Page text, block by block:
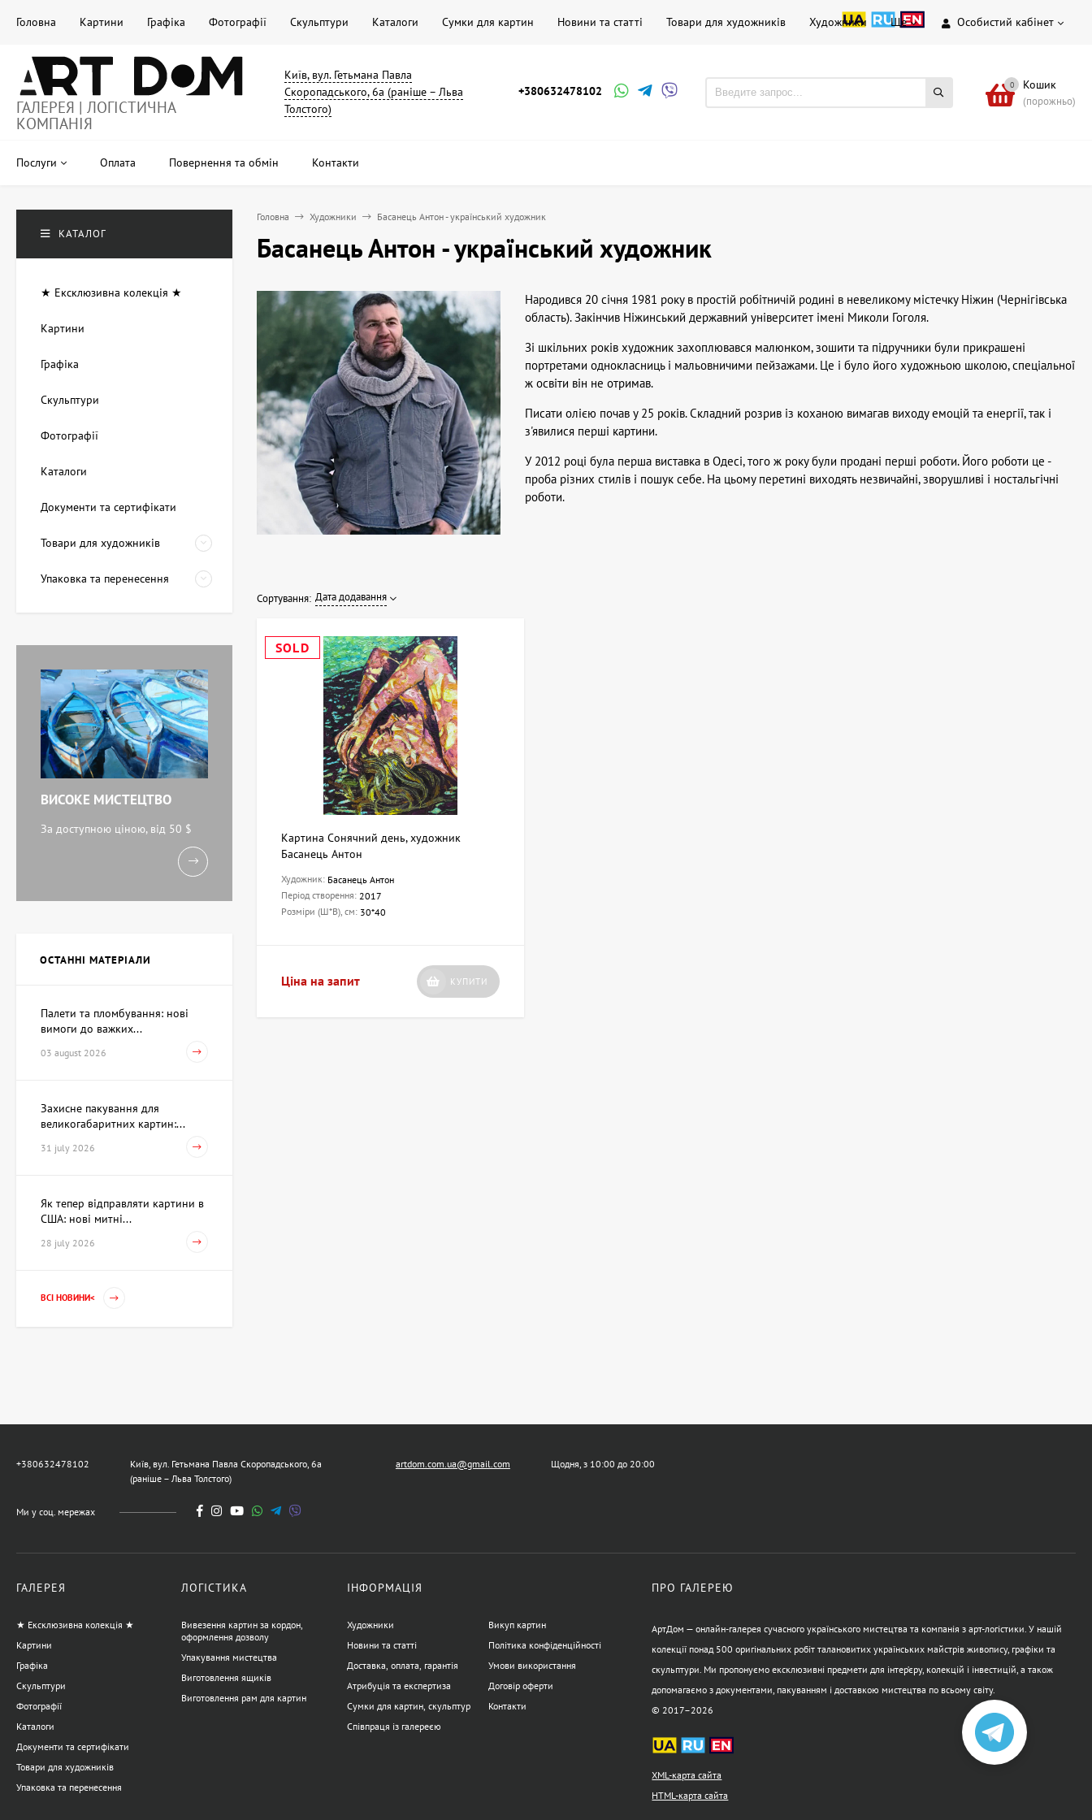
Особистий кабінет
Головна Картини Графіка Фотографії Скульптури Каталоги Сумки для картин Новини та статті Товари для художників Художники Ще
ГАЛЕРЕЯ | ЛОГІСТИЧНА
КОМПАНІЯ
Київ, вул. Гетьмана Павла
Скоропадського, 6а (раніше – Льва
Толстого)
+380632478102 0 Кошик
(порожньо)
Послуги Оплата Повернення та обмін Контакти
Головна Художники Басанець Антон - український художник
Басанець Антон - український художник
Народився 20 січня 1981 року в простій робітничій родині в невеликому містечку Ніжин (Чернігівська
область). Закінчив Ніжинський державний університет імені Миколи Гоголя.
Зі шкільних років художник захоплювався малюнком, зошити та підручники були прикрашені
портретами однокласниць і мальовничими пейзажами. Це і було його художньою школою, спеціальної
ж освіти він не отримав.
Писати олією почав у 25 років. Складний розрив із коханою вимагав виходу емоцій та енергії, так і
з'явилися перші картини.
У 2012 році була перша виставка в Одесі, того ж року були продані перші роботи. Його роботи це -
проба різних стилів і пошук себе. На цьому перетині виходять незвичайні, зворушливі і ностальгічні
роботи.
Сортування: Дата додавання
SOLD
Картина Сонячний день, художник
Басанець Антон
Художник: Басанець Антон
Період створення: 2017
Розміри (Ш*В), см: 30*40
Ціна на запит КУПИТИ
КАТАЛОГ
★ Ексклюзивна колекція ★
Картини
Графіка
Скульптури
Фотографії
Каталоги
Документи та сертифікати
Товари для художників
Упаковка та перенесення
ВИСОКЕ МИСТЕЦТВО
За доступною ціною, від 50 $
ОСТАННІ МАТЕРІАЛИ
Палети та пломбування: нові
вимоги до важких...
03 august 2026
Захисне пакування для
великогабаритних картин:...
31 july 2026
Як тепер відправляти картини в
США: нові митні...
28 july 2026
ВСІ НОВИНИ<
+380632478102
Київ, вул. Гетьмана Павла Скоропадського, 6а
(раніше – Льва Толстого)
artdom.com.ua@gmail.com Щодня, з 10:00 до 20:00
Ми у соц. мережах
ГАЛЕРЕЯ
★ Ексклюзивна колекція ★
Картини
Графіка
Скульптури
Фотографії
Каталоги
Документи та сертифікати
Товари для художників
Упаковка та перенесення
ЛОГІСТИКА
Вивезення картин за кордон,
оформлення дозволу
Упакування мистецтва
Виготовлення ящиків
Виготовлення рам для картин
ІНФОРМАЦІЯ
Художники
Новини та статті
Доставка, оплата, гарантія
Атрибуція та експертиза
Сумки для картин, скульптур
Співпраця із галереєю
Викуп картин
Політика конфіденційності
Умови використання
Договір оферти
Контакти
ПРО ГАЛЕРЕЮ
АртДом — онлайн-галерея сучасного українського мистецтва та компанія з арт-логістики. У нашій
колекції понад 500 оригінальних робіт талановитих українських майстрів живопису, графіки та
скульптури. Ми пропонуємо ексклюзивні предмети для інтер’єру, колекцій і інвестицій, а також
допомагаємо з документами, пакуванням і доставкою мистецтва по всьому світу.
© 2017–2026
XML-карта сайта
HTML-карта сайта